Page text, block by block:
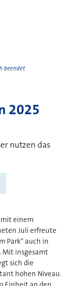
beendet
2025
nutzen das
einem
Juli erfreute
Park“ auch in
Mit insgesamt
sich die
hohen Niveau.